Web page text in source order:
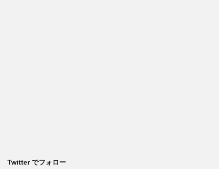
Twitter でフォロー